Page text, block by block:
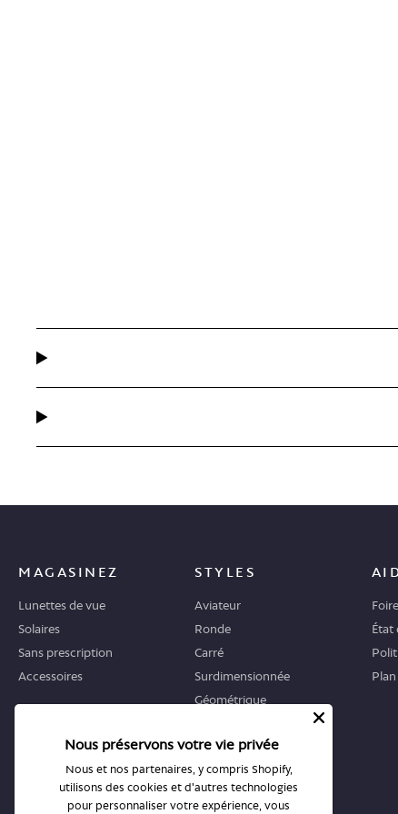
MAGASINEZ
Lunettes de vue
Solaires
Sans prescription
Accessoires
STYLES
Aviateur
Ronde
Carré
Surdimensionnée
Géométrique
État
OÙ COMMENCER BOUTIQUES
Toutes les boutiques
Nous préservons votre vie privée
Nous et nos partenaires, y compris Shopify,
utilisons des cookies et d'autres technologies
pour personnaliser votre expérience, vous